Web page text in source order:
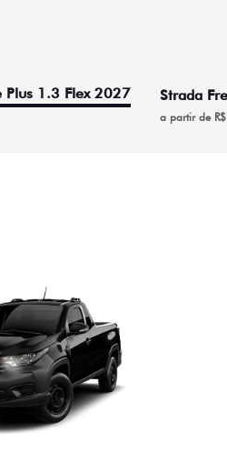
Plus 1.3 Flex 2027 Strada
a partir de